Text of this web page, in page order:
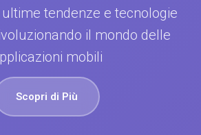
tendenze e tecnologie
il mondo delle
mobili
Scopri di Più